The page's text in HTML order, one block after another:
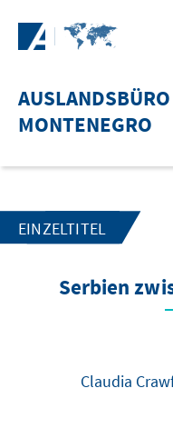
MONTENEGRO
EINZELTITEL
Serbien
Claudia